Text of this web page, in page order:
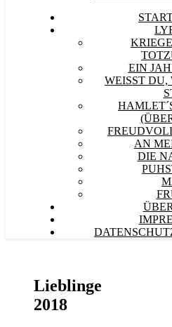
EIN
WEISST DU,
AN
DIE
Lieblinge
2018